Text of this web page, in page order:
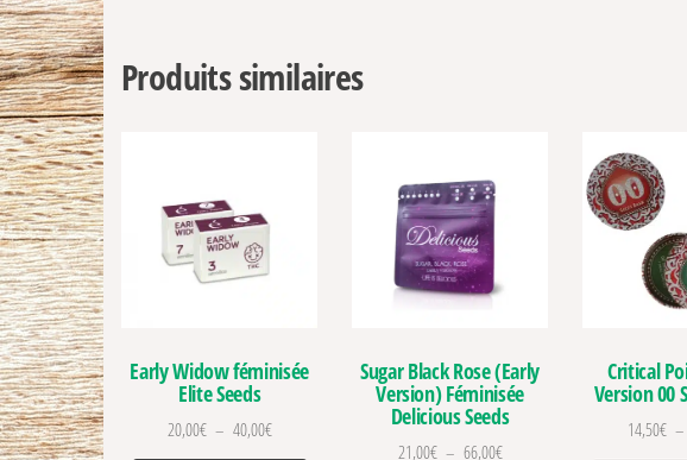
Produits similaires
Early Widow féminisée
Elite Seeds
20,00€ – 40,00€Plage de prix : 20,00€ à 40,00€
Sugar Black Rose (Early
Version) Féminisée
Delicious Seeds
21,00€ – 66,00€Plage de prix : 21,00€ à 66,00€
Critical
Version 00
14,50€ –